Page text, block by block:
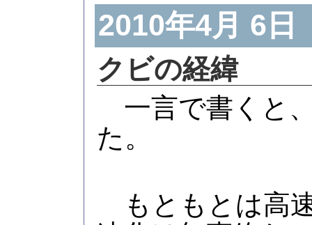
2010年4月 6日
クビの経緯
一言で書くと
た。
もともとは高